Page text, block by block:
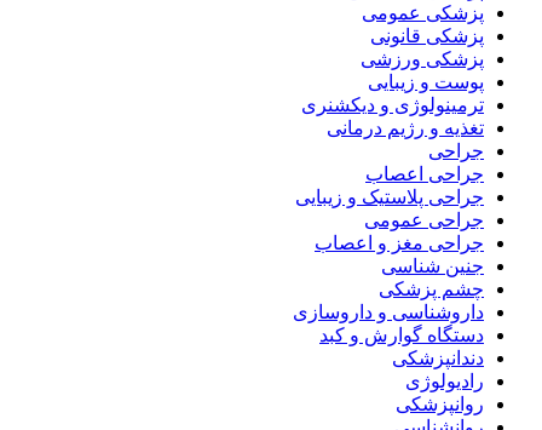
پزشکی عمومی
پزشکی قانونی
پزشکی ورزشی
پوست و زیبایی
ترمینولوژی و دیکشنری
تغذیه و رژیم درمانی
جراحی
جراحی اعصاب
جراحی پلاستیک و زیبایی
جراحی عمومی
جراحی مغز و اعصاب
جنین شناسی
چشم پزشکی
داروشناسی و داروسازی
دستگاه گوارش و کبد
دندانپزشکی
رادیولوژی
روانپزشکی